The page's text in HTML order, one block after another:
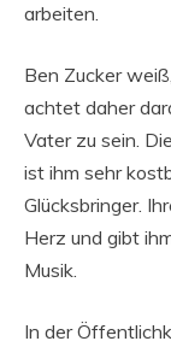
arbeiten.
Ben Zucker
achtet daher
Vater zu sein.
ist ihm sehr
Glücksbringer.
Herz und gibt
Musik.
In der